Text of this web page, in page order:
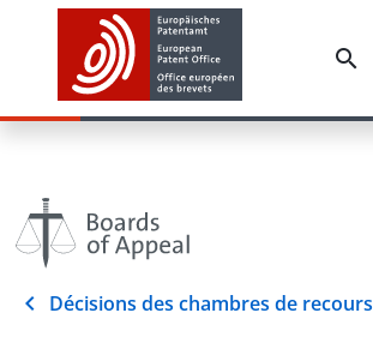
Décisions des chambres de recours